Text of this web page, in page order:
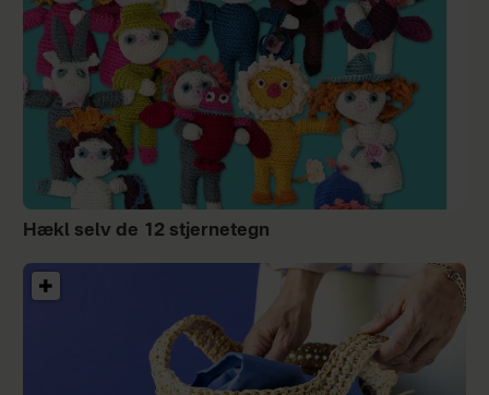
Hækl selv de 12 stjernetegn